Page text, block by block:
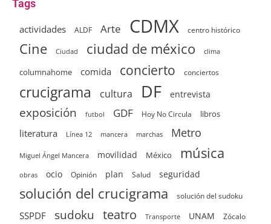
Tags
actividades ALDF Arte CDMX centro histórico
Cine Ciudad ciudad de méxico clima
columnahome comida concierto conciertos
crucigrama cultura DF entrevista
exposición futbol GDF Hoy No Circula libros
literatura Línea 12 mancera marchas Metro
Miguel Ángel Mancera movilidad México música
obras ocio Opinión plan Salud seguridad
solución del crucigrama solución del sudoku
SSPDF sudoku teatro Transporte UNAM Zócalo